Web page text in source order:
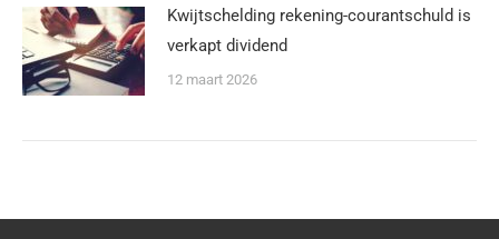
Kwijtschelding rekening-courantschuld is
verkapt dividend
12 maart 2026